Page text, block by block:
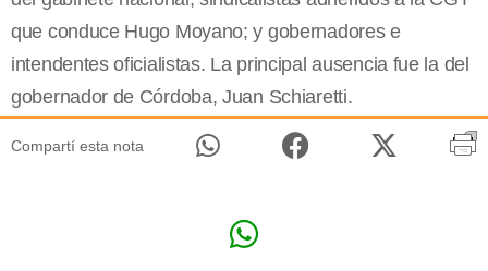
que conduce Hugo Moyano; y gobernadores e
intendentes oficialistas. La principal ausencia fue la del
gobernador de Córdoba, Juan Schiaretti.
Compartí esta nota